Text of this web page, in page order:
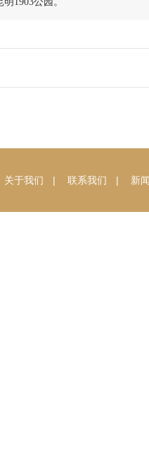
关于我们 | 联系我们 | 新